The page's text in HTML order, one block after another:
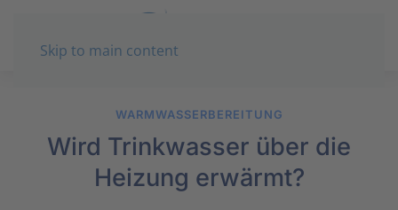
Skip to main content
WARMWASSERBEREITUNG
Wird Trinkwasser über die
Heizung erwärmt?